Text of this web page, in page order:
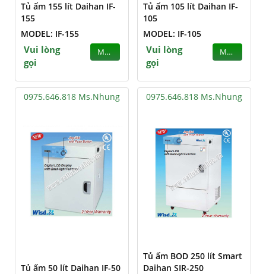
Tủ ấm 155 lít Daihan IF-
155
MODEL: IF-155
Vui lòng
gọi
MUA
Tủ ấm 105 lít Daihan IF-
105
MODEL: IF-105
Vui lòng
gọi
MUA
0975.646.818 Ms.Nhung
Tủ ấm 50 lít Daihan IF-50
0975.646.818 Ms.Nhung
Tủ ấm BOD 250 lít Smart
Daihan SIR-250